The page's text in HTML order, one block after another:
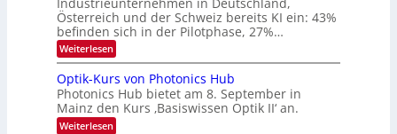
v
e
r
a
r
b
e
t
a
r
k
e
W
a
c
h
W
E
-
H
e
r
a
e
u
s
-
Österreich und der Schweiz bereits KI ein: 43%
befinden sich in der Pilotphase, 27%…
Weiterlesen:
K
-
E
i
n
Optik-Kurs von Photonics Hub
Photonics Hub bietet am 8. September in
Mainz den Kurs ‚Basiswissen Optik II‘ an.
Weiterlesen: